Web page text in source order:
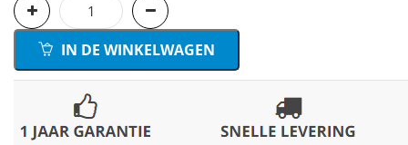
IN DE WINKELWAGEN